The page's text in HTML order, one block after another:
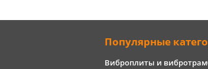
Популярные
Виброплиты и